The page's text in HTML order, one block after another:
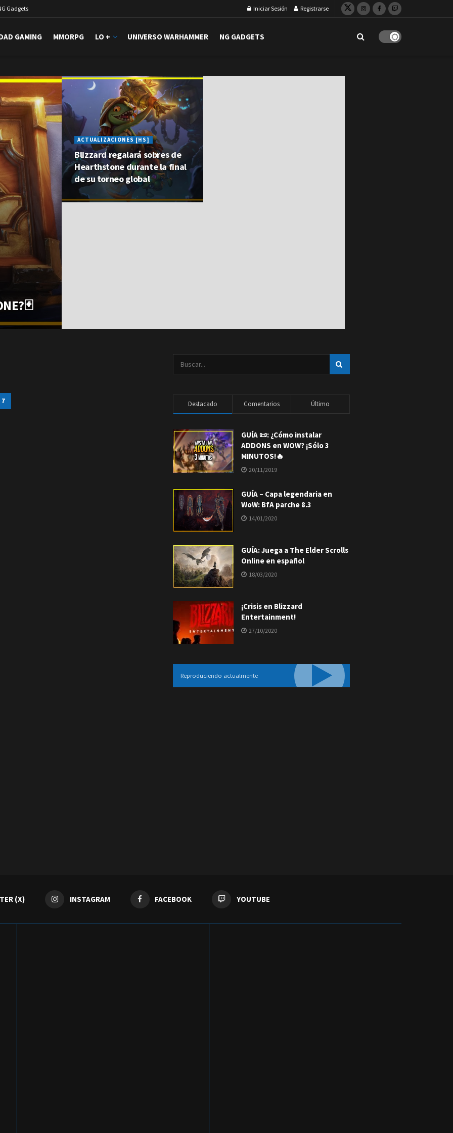
Gadgets Iniciar Sesión Registrarse
GAMING MMORPG LO + UNIVERSO WARHAMMER NG GADGETS
ACTUALIZACIONES [HS]
Blizzard regalará sobres de
Hearthstone durante la final
de su torneo global
7 Destacado Comentarios Último
GUÍA 📜: ¿Cómo instalar
ADDONS en WOW? ¡Sólo 3
MINUTOS!🔥
20/11/2019
GUÍA – Capa legendaria en
WoW: BfA parche 8.3
14/01/2020
GUÍA: Juega a The Elder Scrolls
Online en español
18/03/2020
¡Crisis en Blizzard
Entertainment!
27/10/2020
Reproduciendo actualmente
(X) INSTAGRAM FACEBOOK YOUTUBE